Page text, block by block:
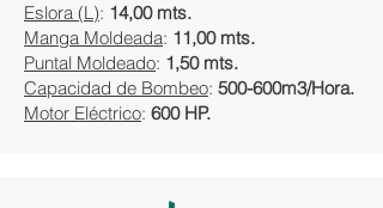
Eslora (L): 14,00 mts.
Manga Moldeada: 11,00 mts.
Puntal Moldeado: 1,50 mts.
Capacidad de Bombeo: 500-600m3/Hora.
Motor Eléctrico: 600 HP.